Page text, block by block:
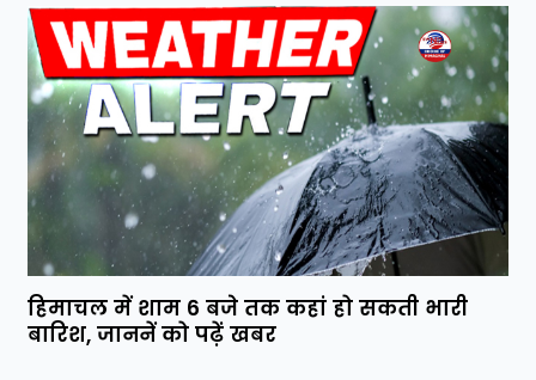
हिमाचल में शाम 6 बजे तक कहां हो सकती भारी
बारिश, जाननें को पढ़ें खबर